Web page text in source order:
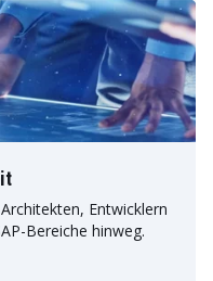
Entwicklern
Bereiche hinweg.